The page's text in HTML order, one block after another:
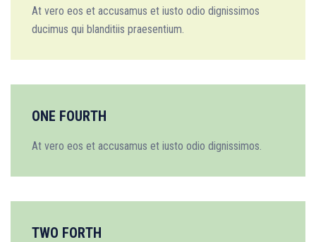
At vero eos et accusamus et iusto odio dignissimos
ducimus qui blanditiis praesentium.
ONE FOURTH
At vero eos et accusamus et iusto odio dignissimos.
TWO FORTH